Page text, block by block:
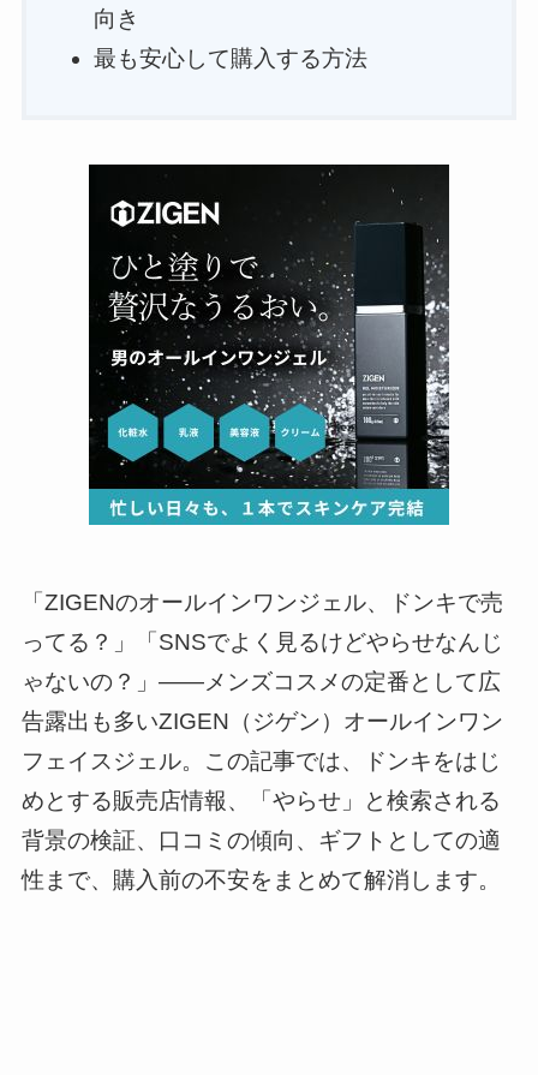
向き
最も安心して購入する方法
「ZIGENのオールインワンジェル、ドンキで売
ってる？」「SNSでよく見るけどやらせなんじ
ゃないの？」——メンズコスメの定番として広
告露出も多いZIGEN（ジゲン）オールインワン
フェイスジェル。この記事では、ドンキをはじ
めとする販売店情報、「やらせ」と検索される
背景の検証、口コミの傾向、ギフトとしての適
性まで、購入前の不安をまとめて解消します。